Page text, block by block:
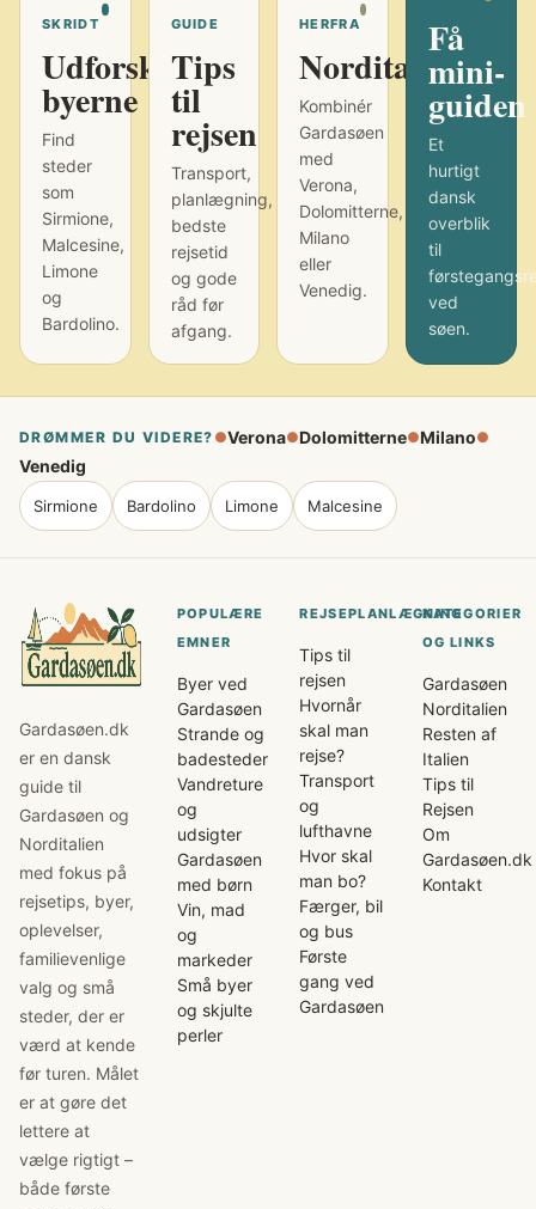
SKRIDT
Udforsk
byerne
Find
steder
som
Sirmione,
Malcesine,
Limone
og
Bardolino.
GUIDE
Tips
til
rejsen
Transport,
planlægning,
bedste
rejsetid
og gode
råd før
afgang.
HERFRA
Norditalien
Kombinér
Gardasøen
med
Verona,
Dolomitterne,
Milano
eller
Venedig.
Få
mini-
guiden
Et
hurtigt
dansk
overblik
til
ved
søen.
DRØMMER DU VIDERE? ●Verona●Dolomitterne●Milano●
Venedig
Sirmione Bardolino Limone Malcesine
Gardasøen.dk
er en dansk
guide til
Gardasøen og
Norditalien
med fokus på
rejsetips, byer,
oplevelser,
familievenlige
valg og små
steder, der er
værd at kende
før turen. Målet
er at gøre det
lettere at
vælge rigtigt –
både første
POPULÆRE
EMNER
Byer ved
Gardasøen
Strande og
badesteder
Vandreture
og
udsigter
Gardasøen
med børn
Vin, mad
og
markeder
Små byer
og skjulte
perler
REJSEPLANLÆGNING
Tips til
rejsen
Hvornår
skal man
rejse?
Transport
og
lufthavne
Hvor skal
man bo?
Færger, bil
og bus
Første
gang ved
Gardasøen
KATEGORIER
OG LINKS
Gardasøen
Norditalien
Resten af
Italien
Tips til
Rejsen
Om
Gardasøen.dk
Kontakt